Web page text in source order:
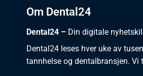
Om Dental24
Dental24 – Din digitale
Dental24 leses hver uke av
tannhelse og dentalbransjen. Vi
dentalområdet et samlet sted